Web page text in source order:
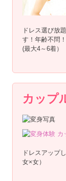
ドレス選び放
す！年齢不問
(最大4～6着）
カップ
ドレスアップ
女×女）